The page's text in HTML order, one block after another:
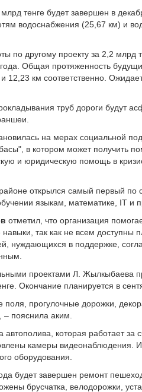
тенге будет завершен в
водоснабжения (25,67 км) и
по другому проекту за 2,2 млрд
Общая протяженность
12,23 км соответственно.
труб дороги будут
на мерах социальной
в котором может получить
и юридическую помощь в
открылся самый первый по
языкам, математике, IT и
отметил, что организация
так как не всем доступны
нуждающихся в поддержке,
проектами Л. Жылкыбаева
Окончание планируется в
поля, прогулочные дорожки,
пояснила аким.
которая работает
камеры видеонаблюдения.
оборудования.
будет завершен ремонт
брусчатка, велодорожки,